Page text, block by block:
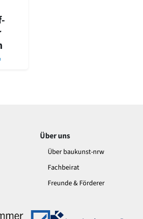
Bauten NRW 2020
Über uns
Über baukunst-nrw
Fachbeirat
Freunde & Förderer